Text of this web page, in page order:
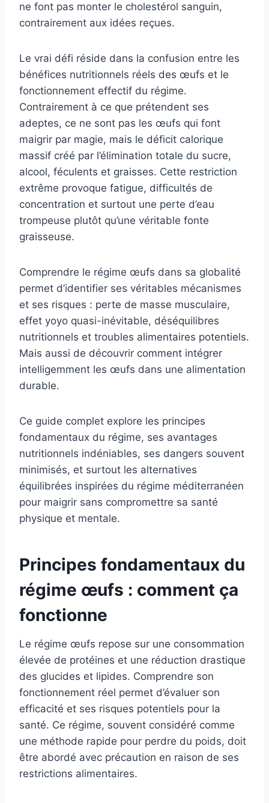
ne font pas monter le cholestérol sanguin,
contrairement aux idées reçues.
Le vrai défi réside dans la confusion entre les
bénéfices nutritionnels réels des œufs et le
fonctionnement effectif du régime.
Contrairement à ce que prétendent ses
adeptes, ce ne sont pas les œufs qui font
maigrir par magie, mais le déficit calorique
massif créé par l’élimination totale du sucre,
alcool, féculents et graisses. Cette restriction
extrême provoque fatigue, difficultés de
concentration et surtout une perte d’eau
trompeuse plutôt qu’une véritable fonte
graisseuse.
Comprendre le régime œufs dans sa globalité
permet d’identifier ses véritables mécanismes
et ses risques : perte de masse musculaire,
effet yoyo quasi-inévitable, déséquilibres
nutritionnels et troubles alimentaires potentiels.
Mais aussi de découvrir comment intégrer
intelligemment les œufs dans une alimentation
durable.
Ce guide complet explore les principes
fondamentaux du régime, ses avantages
nutritionnels indéniables, ses dangers souvent
minimisés, et surtout les alternatives
équilibrées inspirées du régime méditerranéen
pour maigrir sans compromettre sa santé
physique et mentale.
Principes fondamentaux du
régime œufs : comment ça
fonctionne
Le régime œufs repose sur une consommation
élevée de protéines et une réduction drastique
des glucides et lipides. Comprendre son
fonctionnement réel permet d’évaluer son
efficacité et ses risques potentiels pour la
santé. Ce régime, souvent considéré comme
une méthode rapide pour perdre du poids, doit
être abordé avec précaution en raison de ses
restrictions alimentaires.